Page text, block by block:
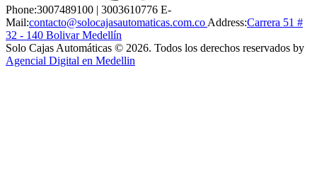
Phone:3007489100 | 3003610776 E-
Mail:contacto@solocajasautomaticas.com.coAddress:Carrera 51 #
32 - 140 Bolivar Medellín
Solo Cajas Automáticas © 2026. Todos los derechos reservados by
Agencial Digital en Medellin